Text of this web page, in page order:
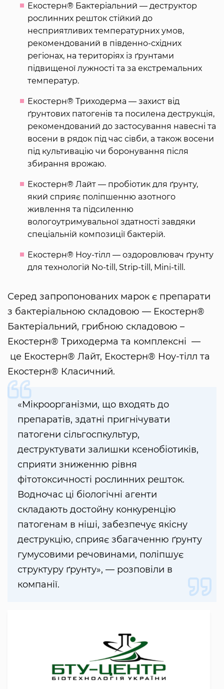
Екостерн® Бактеріальний — деструктор
рослинних решток стійкий до
несприятливих температурних умов,
рекомендований в південно-східних
регіонах, на територіях із ґрунтами
підвищеної лужності та за екстремальних
температур.
Екостерн® Триходерма — захист від
ґрунтових патогенів та посилена деструкція,
рекомендований до застосування навесні та
восени в рядок під час сівби, а також восени
під культивацію чи боронування після
збирання врожаю.
Екостерн® Лайт — пробіотик для ґрунту,
який сприяє поліпшенню азотного
живлення та підсиленню
вологоутримувальної здатності завдяки
спеціальній композиції бактерій.
Екостерн® Ноу-тілл — оздоровлювач ґрунту
для технологій No-till, Strip-till, Mini-till.
Серед запропонованих марок є препарати
з бактеріальною складовою — Екостерн®
Бактеріальний, грибною складовою –
Екостерн® Триходерма та комплексні —
це Екостерн® Лайт, Екостерн® Ноу-тілл та
Екостерн® Класичний.
«Мікроорганізми, що входять до
препаратів, здатні пригнічувати
патогени сільгоспкультур,
деструктувати залишки ксенобіотиків,
сприяти зниженню рівня
фітотоксичності рослинних решток.
Водночас ці біологічні агенти
складають достойну конкуренцію
патогенам в ніші, забезпечує якісну
деструкцію, сприяє збагаченню ґрунту
гумусовими речовинами, поліпшує
структуру ґрунту», — розповіли в
компанії.